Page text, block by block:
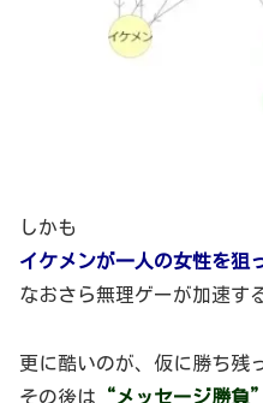
しかも
イケメンが一人の女性を狙
なおさら無理ゲーが加速す
更に酷いのが、仮に勝ち残
その後は “メッセージ勝負”